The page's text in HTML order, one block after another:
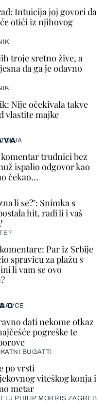
trudnici bez
ispalio odgovor kao
čekao…
li se?": Snimka s
hit, radi li i vaš
Par iz Srbije
spravicu za plažu s
li vam se ovo
Intuicija joj govori da
otići iz njihovog
troje sretno žive, a
da ga je odavno
Nije očekivala takve
vlastite majke
dati nekome otkaz
pogreške te
BUGATTI
po vrsti
viteškog konja i
metar
PHILIP MORRIS ZAGREB